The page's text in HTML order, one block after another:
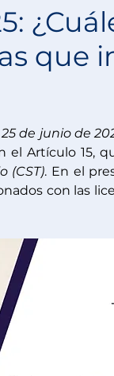
que
de junio de
el Artículo 15,
(CST). En el
con las